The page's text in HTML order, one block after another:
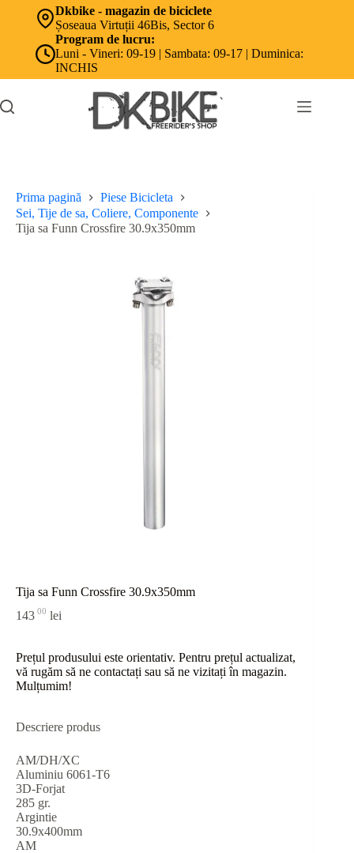
Dkbike - magazin de biciclete
Șoseaua Virtuții 46Bis, Sector 6
Program de lucru:
Luni - Vineri: 09-19 | Sambata: 09-17 | Duminica:
INCHIS
Prima pagină
Piese Bicicleta
Sei, Tije de sa, Coliere, Componente
Tija sa Funn Crossfire 30.9x350mm
Tija sa Funn Crossfire 30.9x350mm
143 00 lei
Prețul produsului este orientativ. Pentru prețul actualizat,
vă rugăm să ne contactați sau să ne vizitați în magazin.
Mulțumim!
Descriere produs
AM/DH/XC
Aluminiu 6061-T6
3D-Forjat
285 gr.
Argintie
30.9x400mm
AM